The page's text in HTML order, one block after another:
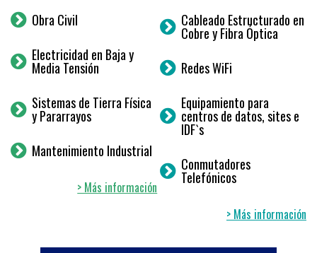
Obra Civil
Electricidad en Baja y
Media Tensión
Sistemas de Tierra Física
y Pararrayos
Mantenimiento Industrial
> Más información
Cableado Estructurado en
Cobre y Fibra Óptica
Redes WiFi
Equipamiento para
centros de datos, sites e
IDF`s
Conmutadores
Telefónicos
> Más información